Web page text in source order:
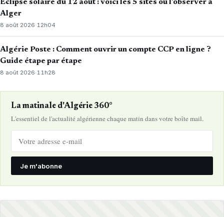
Éclipse solaire du 12 août : voici les 5 sites où l’observer à
Alger
8 août 2026·12h04
Algérie Poste : Comment ouvrir un compte CCP en ligne ?
Guide étape par étape
8 août 2026· 11h28
La matinale d'Algérie 360°
L'essentiel de l'actualité algérienne chaque matin dans votre boîte mail.
Je m'abonne